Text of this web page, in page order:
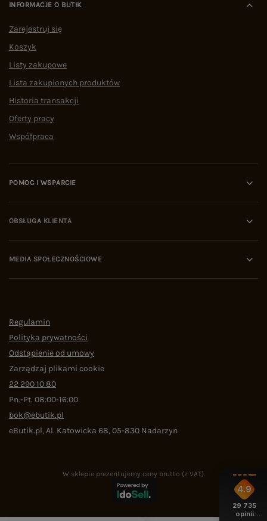
INFORMACJE O BUTIK
Zarejestruj się
Koszyk
Listy zakupowe
Lista zakupionych produktów
Historia transakcji
Oferty pracy
Współpraca
POMOC I WSPARCIE
OBSŁUGA KLIENTA
MEDIA SPOŁECZNOŚCIOWE
Regulamin
Polityka prywatności
Odstąpienie od umowy
Zarządzaj plikami cookie
22 290 10 80
Pn.-Pt. 08:00-16:00
bok@ebutik.pl
eButik.pl,Al. Katowicka 68,05-830 Nadarzyn
W sklepie prezentujemy ceny brutto (z VAT).
4.9
29 735
opinii